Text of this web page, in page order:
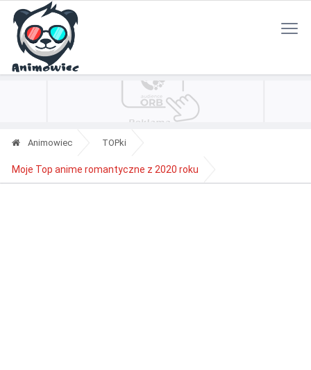
Polityka Prywatności
Animowiec TOPki
Moje Top anime romantyczne z 2020 roku